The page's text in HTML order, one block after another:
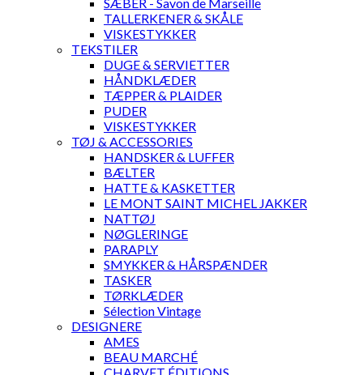
TALLERKENER & SKÅLE
VISKESTYKKER
TEKSTILER
DUGE & SERVIETTER
HÅNDKLÆDER
TÆPPER & PLAIDER
PUDER
VISKESTYKKER
TØJ & ACCESSORIES
HANDSKER & LUFFER
BÆLTER
HATTE & KASKETTER
LE MONT SAINT MICHEL JAKKER
NATTØJ
NØGLERINGE
PARAPLY
SMYKKER & HÅRSPÆNDER
TASKER
TØRKLÆDER
Sélection Vintage
DESIGNERE
AMES
BEAU MARCHÉ